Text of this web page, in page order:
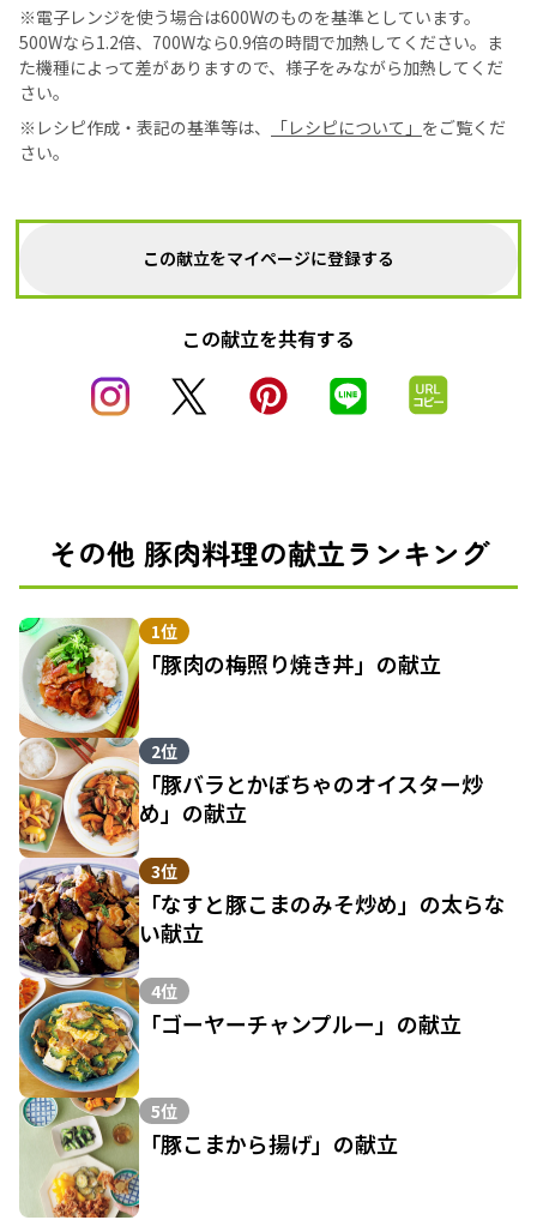
※電子レンジを使う場合は600Wのものを基準としています。
500Wなら1.2倍、700Wなら0.9倍の時間で加熱してください。ま
た機種によって差がありますので、様子をみながら加熱してくだ
さい。
※レシピ作成・表記の基準等は、
「レシピについて」 をご覧くだ
さい。
この献立をマイページに登録する
この献立を共有する
その他 豚肉料理の献立ランキング
1位
「豚肉の梅照り焼き丼」の献立
2位
「豚バラとかぼちゃのオイスター炒
め」の献立
3位
「なすと豚こまのみそ炒め」の太らな
い献立
4位
「ゴーヤーチャンプルー」の献立
5位
「豚こまから揚げ」の献立